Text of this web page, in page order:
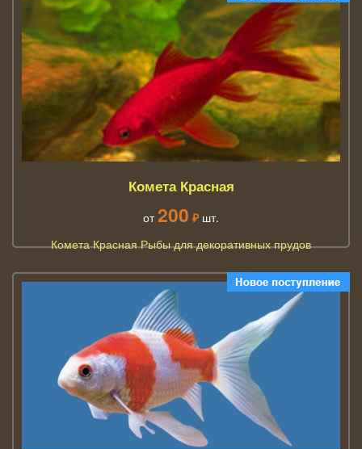
Комета Красная
от 200 ₽ шт.
Комета Красная Рыбы для декоративных прудов